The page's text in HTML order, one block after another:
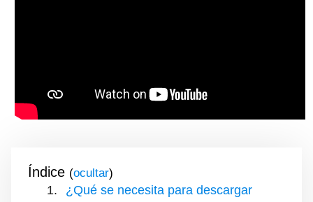
Índice ( )
¿Qué se necesita para descargar